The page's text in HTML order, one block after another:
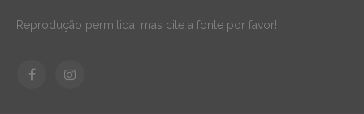
Reprodução permitida, mas cite a fonte por favor!
FacebookInstagram